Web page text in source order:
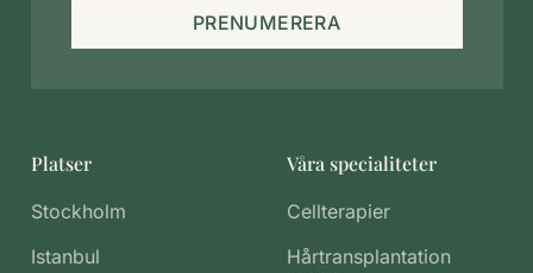
PRENUMERERA
Platser
Stockholm
Istanbul
Våra specialiteter
Cellterapier
Hårtransplantation